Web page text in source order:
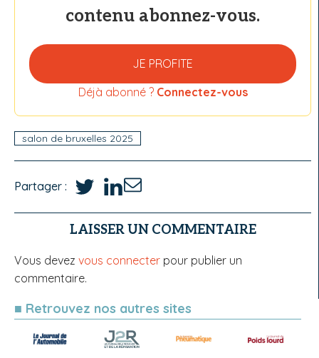
contenu abonnez-vous.
JE PROFITE
Déjà abonné ? Connectez-vous
salon de bruxelles 2025
Partager :
LAISSER UN COMMENTAIRE
Vous devez vous connecter pour publier un
commentaire.
■ Retrouvez nos autres sites